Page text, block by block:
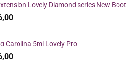
τιμή
είναι:
Lovely Diamond series New Boot
Η
είναι:
€16,00.
Carolina 5ml Lovely Pro
Η